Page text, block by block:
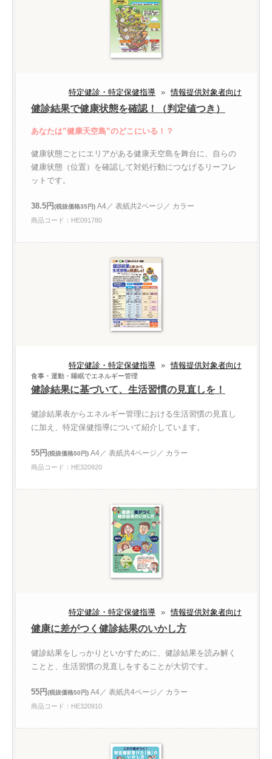
特定健診・特定保健指導 » 情報提供対象者向け
健診結果で健康状態を確認！（判定値つき）
あなたは”健康天空島”のどこにいる！？
健康状態ごとにエリアがある健康天空島を舞台に、自らの
健康状態（位置）を確認して対処行動につなげるリーフレ
ットです。
38.5円(税抜価格35円) A4／ 表紙共2ページ／ カラー
商品コード：HE091780
特定健診・特定保健指導 » 情報提供対象者向け
食事・運動・睡眠でエネルギー管理
健診結果に基づいて、生活習慣の見直しを！
健診結果表からエネルギー管理における生活習慣の見直し
に加え、特定保健指導について紹介しています。
55円(税抜価格50円) A4／ 表紙共4ページ／ カラー
商品コード：HE320920
特定健診・特定保健指導 » 情報提供対象者向け
健康に差がつく健診結果のいかし方
健診結果をしっかりといかすために、健診結果を読み解く
ことと、生活習慣の見直しをすることが大切です。
55円(税抜価格50円) A4／ 表紙共4ページ／ カラー
商品コード：HE320910